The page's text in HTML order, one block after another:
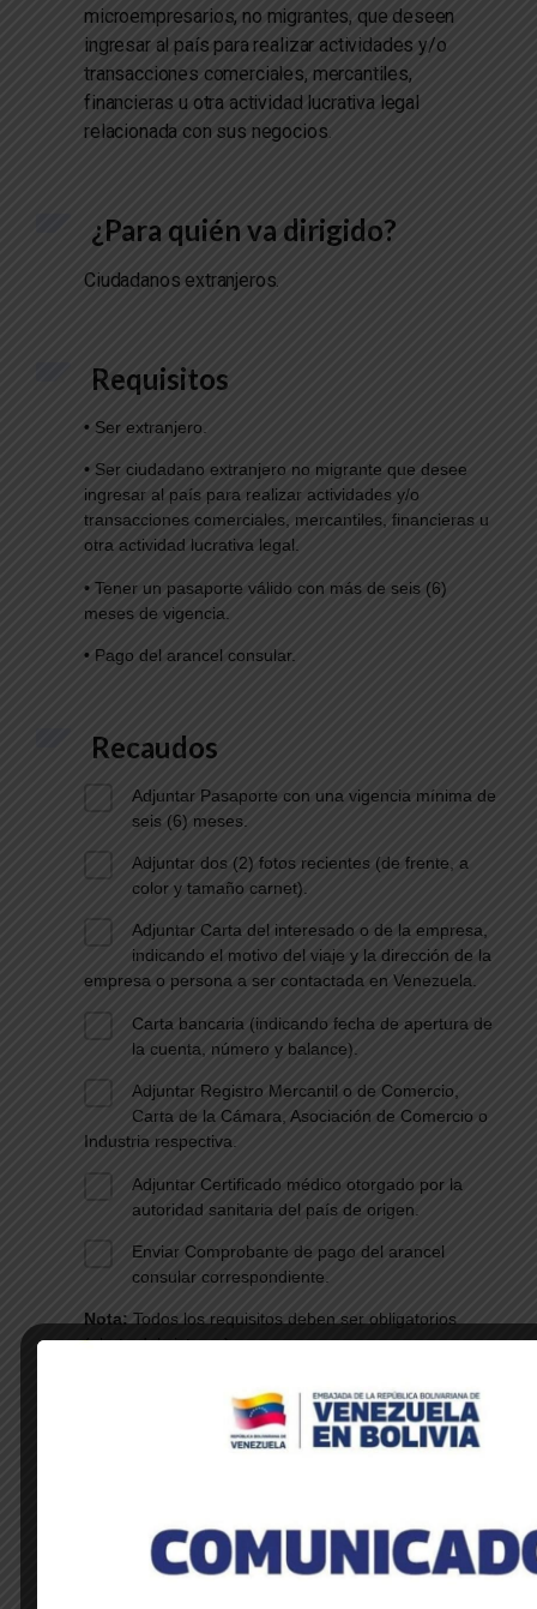
microempresarios, no migrantes, que deseen
ingresar al país para realizar actividades y/o
transacciones comerciales, mercantiles,
financieras u otra actividad lucrativa legal
relacionada con sus negocios.
¿Para quién va dirigido?
Ciudadanos extranjeros.
Requisitos
• Ser extranjero.
• Ser ciudadano extranjero no migrante que desee
ingresar al país para realizar actividades y/o
transacciones comerciales, mercantiles, financieras u
otra actividad lucrativa legal.
• Tener un pasaporte válido con más de seis (6)
meses de vigencia.
• Pago del arancel consular.
Recaudos
Adjuntar Pasaporte con una vigencia mínima de
seis (6) meses.
Adjuntar dos (2) fotos recientes (de frente, a
color y tamaño carnet).
Adjuntar Carta del interesado o de la empresa,
indicando el motivo del viaje y la dirección de la
empresa o persona a ser contactada en Venezuela.
Carta bancaria (indicando fecha de apertura de
la cuenta, número y balance).
Adjuntar Registro Mercantil o de Comercio,
Carta de la Cámara, Asociación de Comercio o
Industria respectiva.
Adjuntar Certificado médico otorgado por la
autoridad sanitaria del país de origen.
Enviar Comprobante de pago del arancel
consular correspondiente.
Nota:Todos los requisitos deben ser obligatorios
(alerta del sistema)
DESCUBRE NOTICIAS